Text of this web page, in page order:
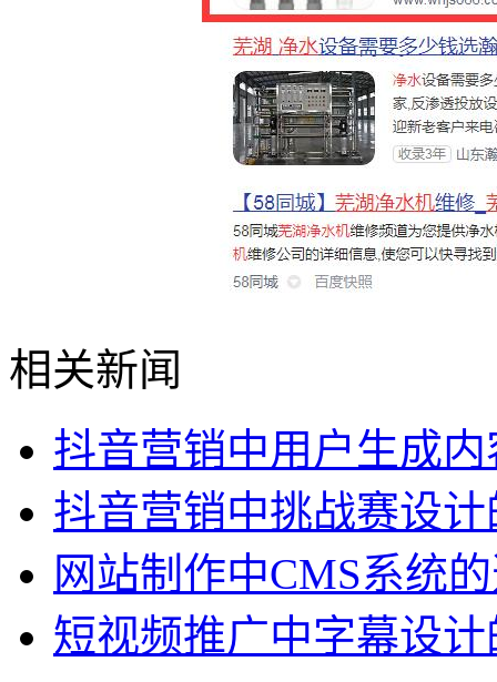
相关新闻
抖音营销中用户生成
抖音营销中挑战赛设
网站制作中CMS系统
短视频推广中字幕设